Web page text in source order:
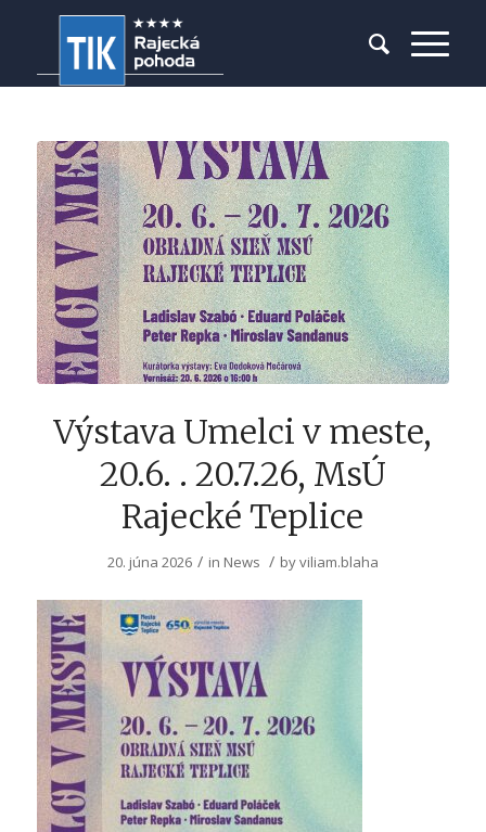
Výstava Umelci v meste,
20.6. . 20.7.26, MsÚ
Rajecké Teplice
20. júna 2026 / in News / byviliam.blaha